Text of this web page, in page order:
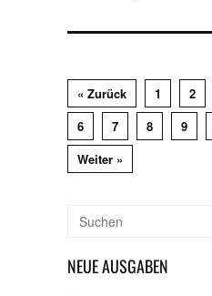
« Zurück 1 2
6
7 8 9
Weiter »
NEUE AUSGABEN